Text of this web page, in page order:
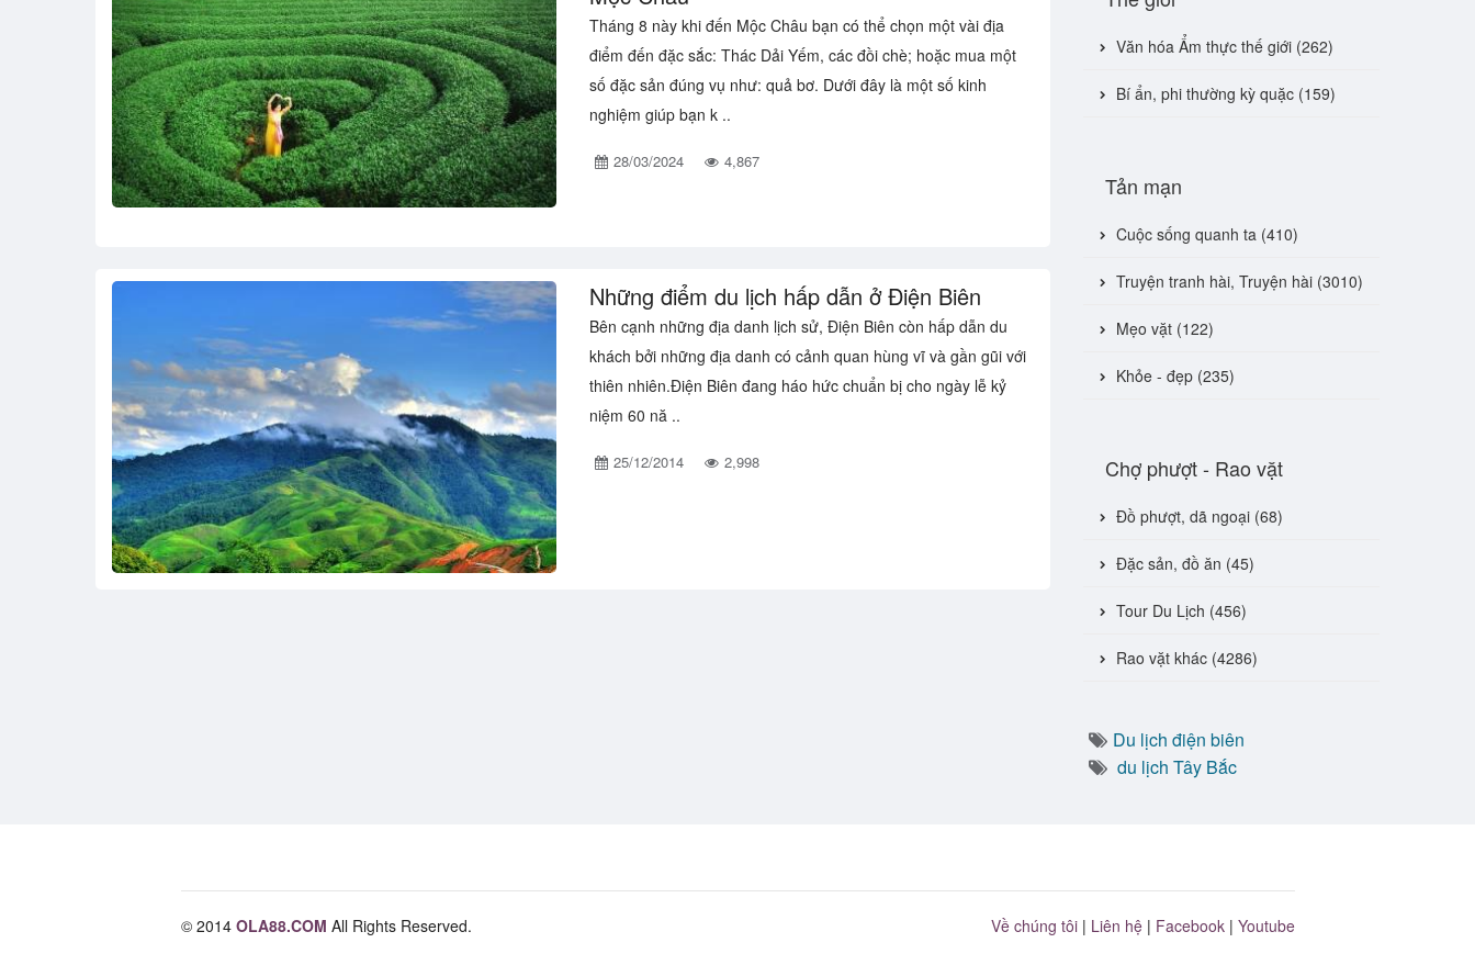
Tháng 8 này khi đến Mộc Châu bạn có thể chọn một vài địa
điểm đến đặc sắc: Thác Dải Yếm, các đồi chè; hoặc mua một
số đặc sản đúng vụ như: quả bơ. Dưới đây là một số kinh
nghiệm giúp bạn k ..
28/03/2024 4,867
Những điểm du lịch hấp dẫn ở Điện Biên
Bên cạnh những địa danh lịch sử, Điện Biên còn hấp dẫn du
khách bởi những địa danh có cảnh quan hùng vĩ và gần gũi với
thiên nhiên.Điện Biên đang háo hức chuẩn bị cho ngày lễ kỷ
niệm 60 nă ..
25/12/2014 2,998
Văn hóa Ẩm thực thế giới (262)
Bí ẩn, phi thường kỳ quặc (159)
Tản mạn
Cuộc sống quanh ta (410)
Truyện tranh hài, Truyện hài (3010)
Mẹo vặt (122)
Khỏe - đẹp (235)
Chợ phượt - Rao vặt
Đồ phượt, dã ngoại (68)
Đặc sản, đồ ăn (45)
Tour Du Lịch (456)
Rao vặt khác (4286)
Du lịch điện biên
du lịch Tây Bắc
© 2014 OLA88.COM All Rights Reserved. Về chúng tôi | Liên hệ | Facebook | Youtube